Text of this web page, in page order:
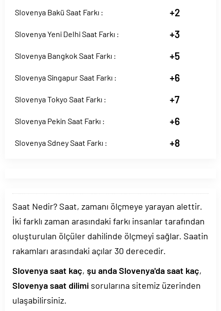
Slovenya Bakü Saat Farkı : +2
Slovenya Yeni Delhi Saat Farkı : +3
Slovenya Bangkok Saat Farkı : +5
Slovenya Singapur Saat Farkı : +6
Slovenya Tokyo Saat Farkı : +7
Slovenya Pekin Saat Farkı : +6
Slovenya Sdney Saat Farkı : +8
Saat Nedir? Saat, zamanı ölçmeye yarayan alettir.
İki farklı zaman arasındaki farkı insanlar tarafından
oluşturulan ölçüler dahilinde ölçmeyi sağlar. Saatin
rakamları arasındaki açılar 30 derecedir.
Slovenya saat kaç, şu anda Slovenya'da saat kaç,
Slovenya saat dilimi sorularına sitemiz üzerinden
ulaşabilirsiniz.